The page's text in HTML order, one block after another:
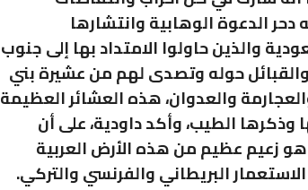
الدعوة الوهابية وانتشارها
والذين حاولوا الامتداد بها إلى جنوب
والقبائل حوله وتصدى لهم من عشيرة بني
والعدوان، هذه العشائر العظيمة
وذكرها الطيب، وأكد داودية، على أن
زعيم عظيم من هذه الأرض العربية
البريطاني والفرنسي والتركي.